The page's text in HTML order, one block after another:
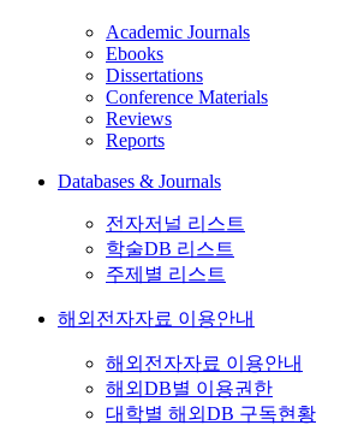
Academic Journals
Ebooks
Dissertations
Conference Materials
Reviews
Reports
Databases & Journals
전자저널 리스트
학술DB 리스트
주제별 리스트
해외전자자료 이용안내
해외전자자료 이용안내
해외DB별 이용권한
대학별 해외DB 구독현황